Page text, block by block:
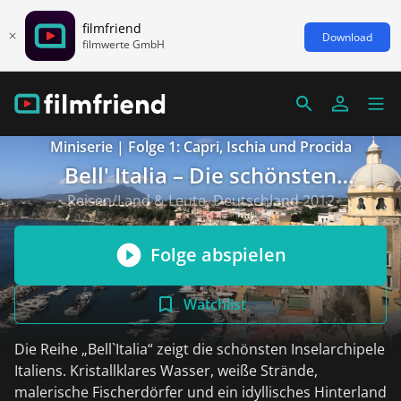
filmfriend
filmwerte GmbH Download
Miniserie | Folge 1: Capri, Ischia und Procida
Bell' Italia – Die schönsten
Inselarchipele Italiens
Reisen/Land & Leute, Deutschland 2012
Folge abspielen
Watchlist
Die Reihe „Bell`Italia“ zeigt die schönsten Inselarchipele
Italiens. Kristallklares Wasser, weiße Strände,
malerische Fischerdörfer und ein idyllisches Hinterland